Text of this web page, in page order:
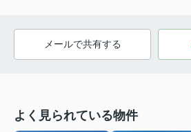
メールで共有する
よく見られている物件